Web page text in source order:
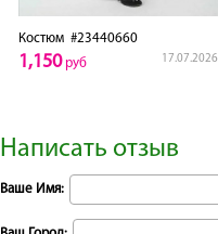
Костюм #23440660
17.07.2026
1,150руб
Написать отзыв
Ваше Имя: